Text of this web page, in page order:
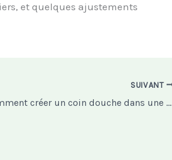
et quelques ajustements
SUIVANT
Comment créer un coin douche dans une salle de bains ?